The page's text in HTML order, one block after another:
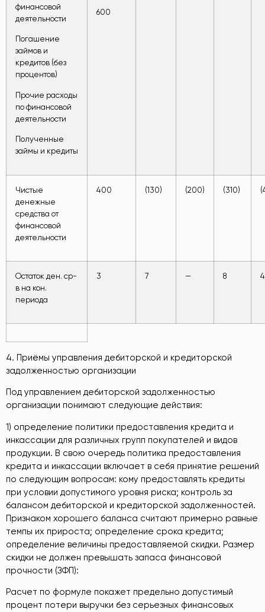
финансовой
деятельности
Погашение
займов и
кредитов (без
процентов)
Прочие расходы
по финансовой
деятельности
Полученные
займы и кредиты
600
Чистые
денежные
средства от
финансовой
деятельности
400 (130) (200) (310)
Остаток ден. ср-
в на кон.
периода
3 7 — 8
4. Приёмы управления дебиторской и кредиторской
задолженностью организации
Под управлением дебиторской задолженностью
организации понимают следующие действия:
1) определение политики предоставления кредита и
инкассации для различных групп покупателей и видов
продукции. В свою очередь политика предоставления
кредита и инкассации включает в себя принятие решений
по следующим вопросам: кому предоставлять кредиты
при условии допустимого уровня риска; контроль за
балансом дебиторской и кредиторской задолженностей.
Признаком хорошего баланса считают примерно равные
темпы их прироста; определение срока кредита;
определение величины предоставляемой скидки. Размер
скидки не должен превышать запаса финансовой
прочности (ЗФП):
Расчет по формуле покажет предельно допустимый
процент потери выручки без серьезных финансовых